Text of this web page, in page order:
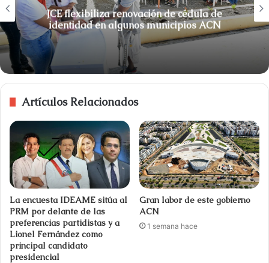
JCE flexibiliza renovación de cédula de
identidad en algunos municipios ACN
Artículos Relacionados
La encuesta IDEAME sitúa al
PRM por delante de las
preferencias partidistas y a
Lionel Fernández como
principal candidato
presidencial
Gran labor de este gobierno
ACN
1 semana hace